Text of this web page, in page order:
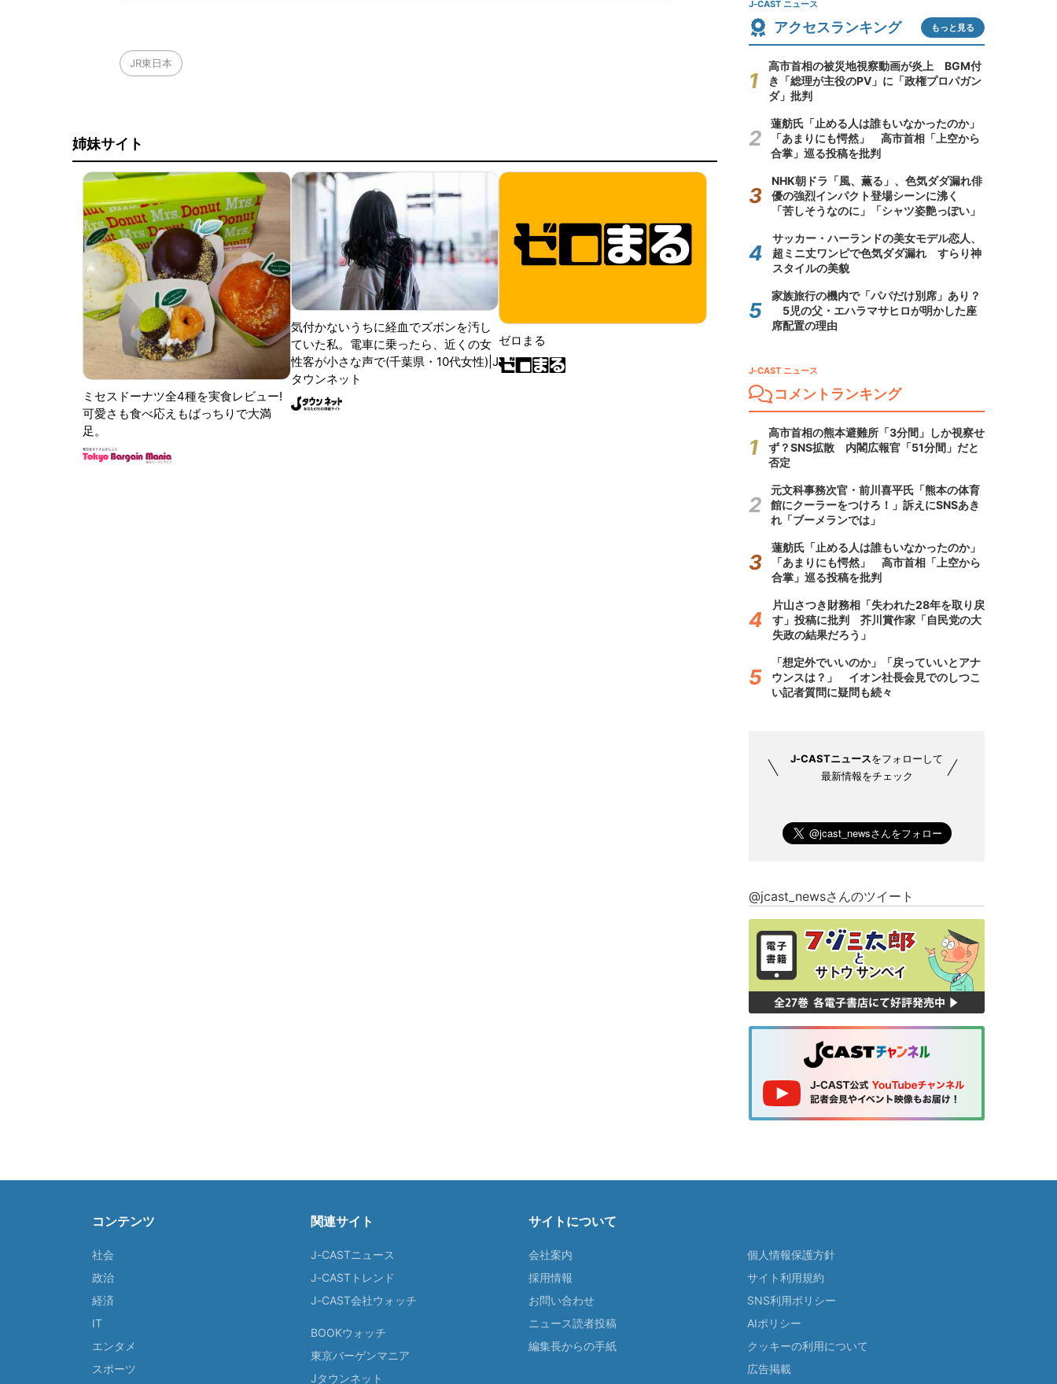
JR東日本
姉妹サイト
ミセスドーナツ全4種を実食レビュー!
可愛さも食べ応えもばっちりで大満
足。
気付かないうちに経血でズボンを汚し
ていた私。電車に乗ったら、近くの女
性客が小さな声で(千葉県・10代女性)|J
タウンネット
ゼロまる
J-CAST ニュース
アクセスランキング もっと見る
高市首相の被災地視察動画が炎上 BGM付
き「総理が主役のPV」に「政権プロパガン
ダ」批判
蓮舫氏「止める人は誰もいなかったのか」
「あまりにも愕然」 高市首相「上空から
合掌」巡る投稿を批判
NHK朝ドラ「風、薫る」、色気ダダ漏れ俳
優の強烈インパクト登場シーンに沸く
「苦しそうなのに」「シャツ姿艶っぽい」
サッカー・ハーランドの美女モデル恋人、
超ミニ丈ワンピで色気ダダ漏れ すらり神
スタイルの美貌
家族旅行の機内で「パパだけ別席」あり？
5児の父・エハラマサヒロが明かした座
席配置の理由
J-CAST ニュース
コメントランキング
高市首相の熊本避難所「3分間」しか視察せ
ず？SNS拡散 内閣広報官「51分間」だと
否定
元文科事務次官・前川喜平氏「熊本の体育
館にクーラーをつけろ！」訴えにSNSあき
れ「ブーメランでは」
蓮舫氏「止める人は誰もいなかったのか」
「あまりにも愕然」 高市首相「上空から
合掌」巡る投稿を批判
片山さつき財務相「失われた28年を取り戻
す」投稿に批判 芥川賞作家「自民党の大
失政の結果だろう」
「想定外でいいのか」「戻っていいとアナ
ウンスは？」 イオン社長会見でのしつこ
い記者質問に疑問も続々
J-CASTニュースをフォローして
最新情報をチェック
@jcast_newsさんのツイート
コンテンツ
社会
政治
経済
IT
エンタメ
スポーツ
関連サイト
J-CASTニュース
J-CASTトレンド
J-CAST会社ウォッチ
BOOKウォッチ
東京バーゲンマニア
Jタウンネット
サイトについて
会社案内
採用情報
お問い合わせ
ニュース読者投稿
編集長からの手紙
個人情報保護方針
サイト利用規約
SNS利用ポリシー
AIポリシー
クッキーの利用について
広告掲載